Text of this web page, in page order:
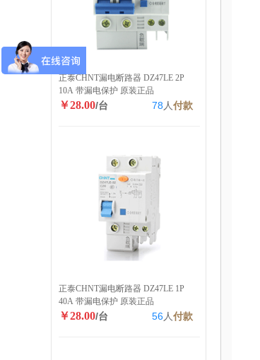
正泰CHNT漏电断路器 DZ47LE 2P
10A 带漏电保护 原装正品
￥28.00/台 78 人付款
正泰CHNT漏电断路器 DZ47LE 1P
40A 带漏电保护 原装正品
￥28.00/台 56人付款